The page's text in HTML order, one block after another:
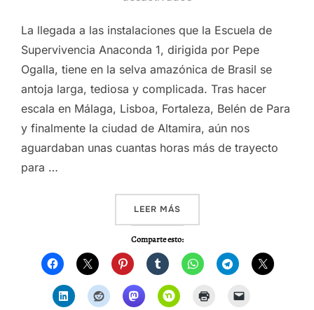
La llegada a las instalaciones que la Escuela de
Supervivencia Anaconda 1, dirigida por Pepe
Ogalla, tiene en la selva amazónica de Brasil se
antoja larga, tediosa y complicada. Tras hacer
escala en Málaga, Lisboa, Fortaleza, Belén de Para
y finalmente la ciudad de Altamira, aún nos
aguardaban unas cuantas horas más de trayecto
para …
LEER MÁS«VIDEO – AMAZONAS 2014,
Comparte esto: